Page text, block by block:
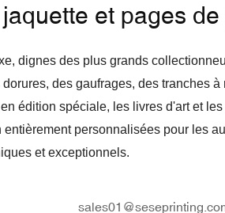
et pages
dignes des plus grands
des gaufrages, des tranches
édition spéciale, les livres d'art et
personnalisées pour les
et exceptionnels.